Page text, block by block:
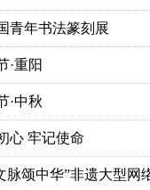
青年书法篆刻展
·重阳
·中秋
心 牢记使命
脉颂中华”非遗大型网